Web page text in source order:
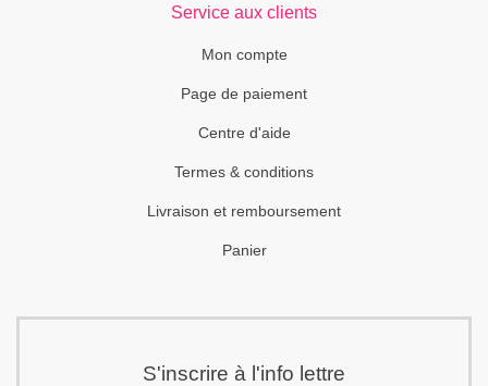
Service aux clients
Mon compte
Page de paiement
Centre d'aide
Termes & conditions
Livraison et remboursement
Panier
S'inscrire à l'info lettre